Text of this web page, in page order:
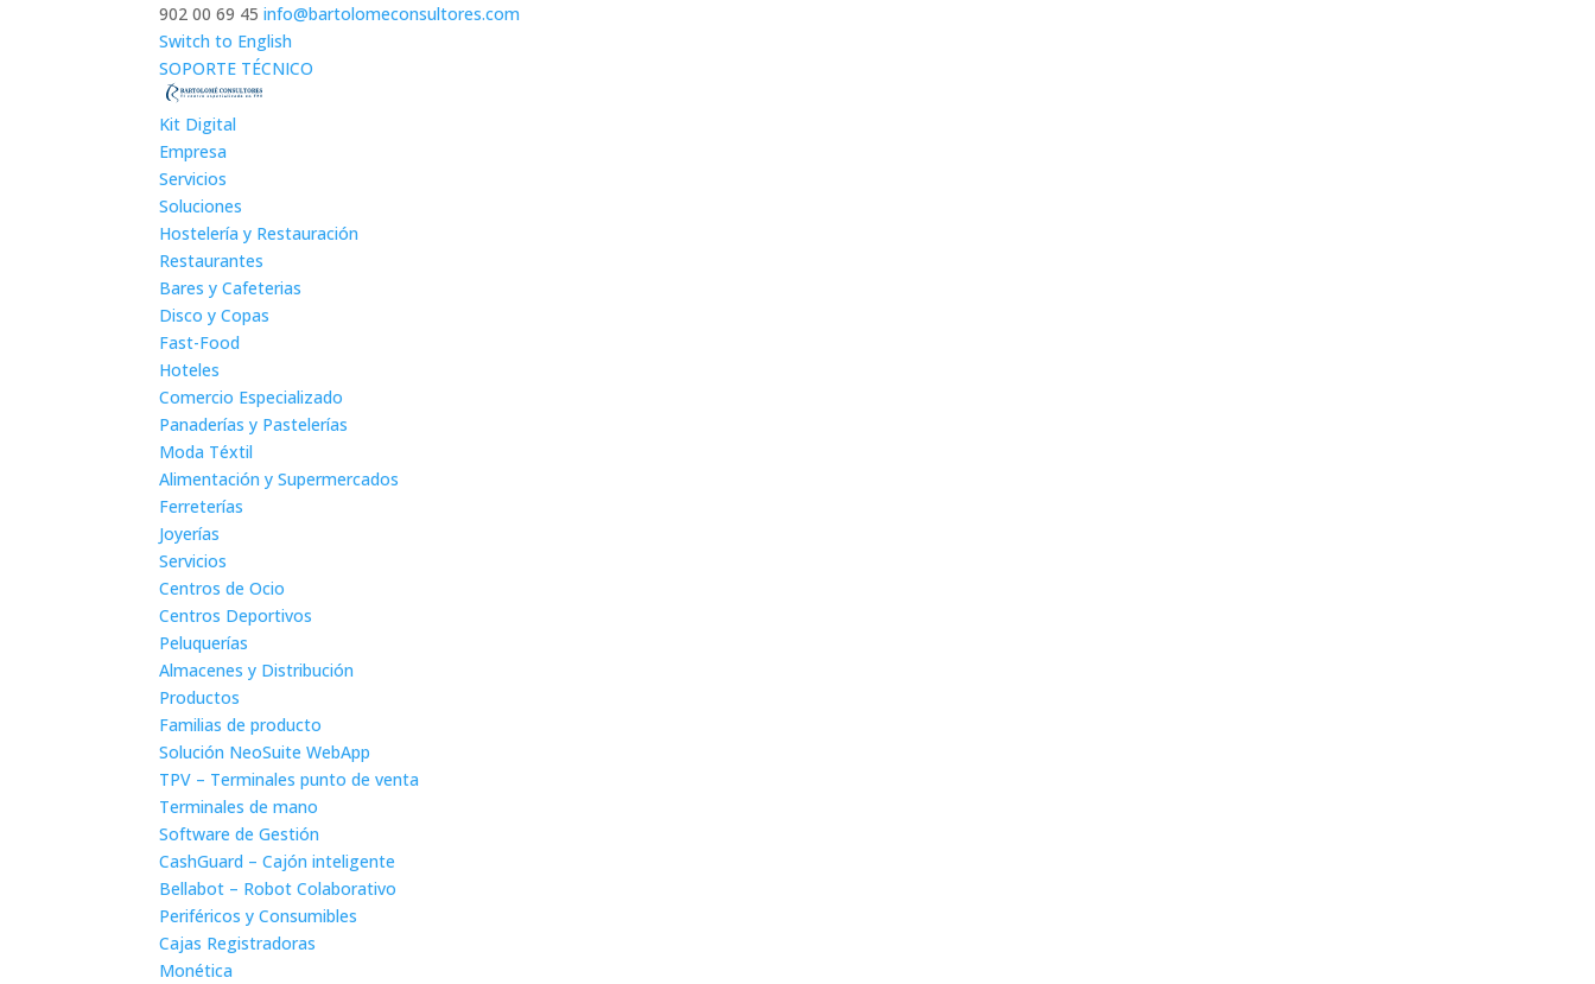
902 00 69 45 info@bartolomeconsultores.com
Switch to English
SOPORTE TÉCNICO
Kit Digital
Empresa
Servicios
Soluciones
Hostelería y Restauración
Restaurantes
Bares y Cafeterias
Disco y Copas
Fast-Food
Hoteles
Comercio Especializado
Panaderías y Pastelerías
Moda Téxtil
Alimentación y Supermercados
Ferreterías
Joyerías
Servicios
Centros de Ocio
Centros Deportivos
Peluquerías
Almacenes y Distribución
Productos
Familias de producto
Solución NeoSuite WebApp
TPV – Terminales punto de venta
Terminales de mano
Software de Gestión
CashGuard – Cajón inteligente
Bellabot – Robot Colaborativo
Periféricos y Consumibles
Cajas Registradoras
Monética